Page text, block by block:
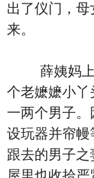
出了仪门，
来。
薛姨妈上
个老嬷嬷小丫
一两个男子
设玩器并帘
跟去的男子